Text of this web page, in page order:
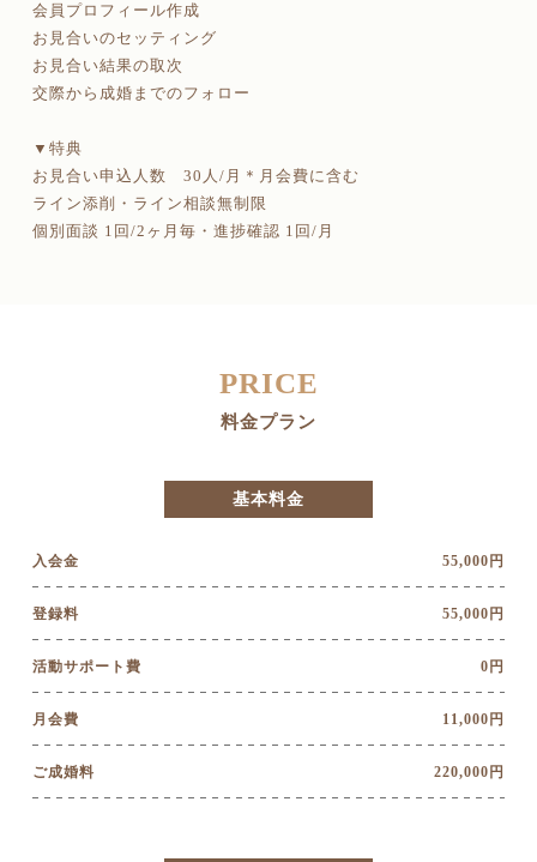
会員プロフィール作成
お見合いのセッティング
お見合い結果の取次
交際から成婚までのフォロー
▼特典
お見合い申込人数 30人/月＊月会費に含む
ライン添削・ライン相談無制限
個別面談 1回/2ヶ月毎・進捗確認 1回/月
PRICE
料金プラン
基本料金
入会金 55,000円
登録料 55,000円
活動サポート費 0円
月会費 11,000円
ご成婚料 220,000円